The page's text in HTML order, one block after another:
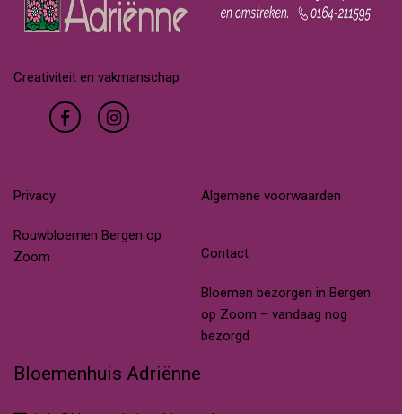
Creativiteit en vakmanschap
Privacy Algemene voorwaarden
Rouwbloemen Bergen op
Zoom
Contact
Bloemen bezorgen in Bergen
op Zoom – vandaag nog
bezorgd
Bloemenhuis Adriënne